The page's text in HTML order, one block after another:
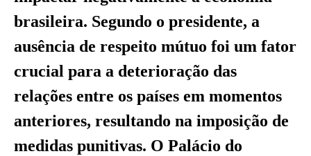
brasileira. Segundo o presidente, a
ausência de respeito mútuo foi um fator
crucial para a deterioração das
relações entre os países em momentos
anteriores, resultando na imposição de
medidas punitivas. O Palácio do